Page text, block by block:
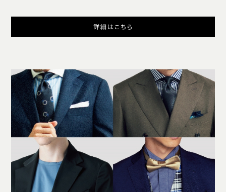
詳細はこちら